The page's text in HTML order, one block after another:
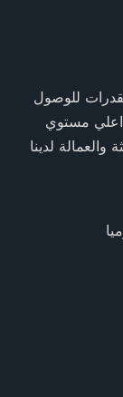
للوصول
اعلي مستوي
والعمالة لدينا